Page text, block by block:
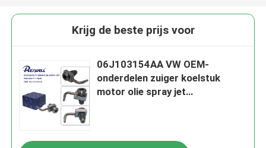
Krijg de beste prijs voor
06J103154AA VW OEM-
onderdelen zuiger koelstuk
motor olie spray jet